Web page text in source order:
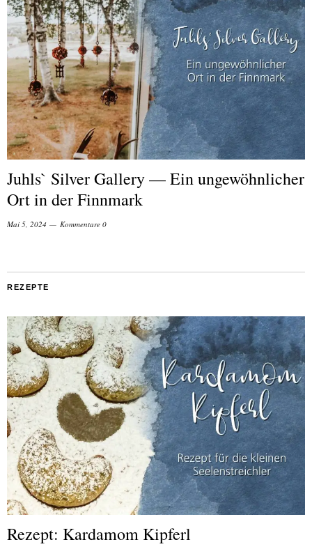
Juhls` Silver Gallery — Ein ungewöhnlicher
Ort in der Finnmark
Mai 5, 2024 Kommentare 0
REZEPTE
Rezept: Kardamom Kipferl